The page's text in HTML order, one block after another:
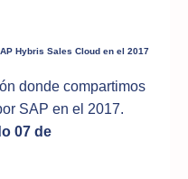
Hybris Sales Cloud en el 2017
donde compartimos
SAP en el 2017.
07 de